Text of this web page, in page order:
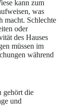
kann zum
was
macht. Schlechte
oder
des Hauses
müssen im
während
gehört die
und